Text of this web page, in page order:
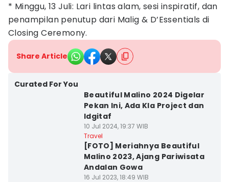
* Minggu, 13 Juli: Lari lintas alam, sesi inspiratif, dan
penampilan penutup dari Malig & D’Essentials di
Closing Ceremony.
Share Article
Curated For You
Beautiful Malino 2024 Digelar
Pekan Ini, Ada Kla Project dan
Idgitaf
10 Jul 2024, 19:37 WIB
Travel
[FOTO] Meriahnya Beautiful
Malino 2023, Ajang Pariwisata
Andalan Gowa
16 Jul 2023, 18:49 WIB